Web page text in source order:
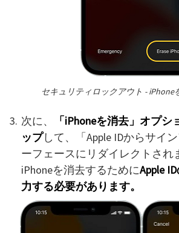
セキュリティロックアウト - iPhone
次に、
「iPhoneを消去」オプ
ップして、「Apple IDからサイ
ーフェースにリダイレクトされ
iPhoneを消去するためにApple
力する必要があります。